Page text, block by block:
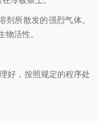
所散发的强烈气体。
活性。
好，按照规定的程序处